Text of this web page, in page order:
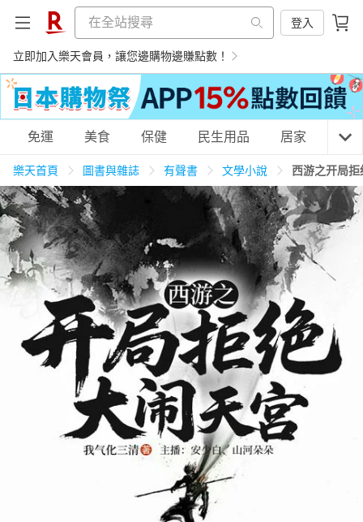
登入
立即加入樂天會員，讓您邊購物邊賺點數！
購物網分類
天天免運 養生保健 民生用品
居家生活 3C家電 運動休閒 親子玩具
女裝 男裝 化妝保養 情趣用品
電子/紙本書
HOT
免運 美食 保健 民生用品 居家 3C
樂天首頁 圖書與雜誌 有聲書 文學小說 西游之开局